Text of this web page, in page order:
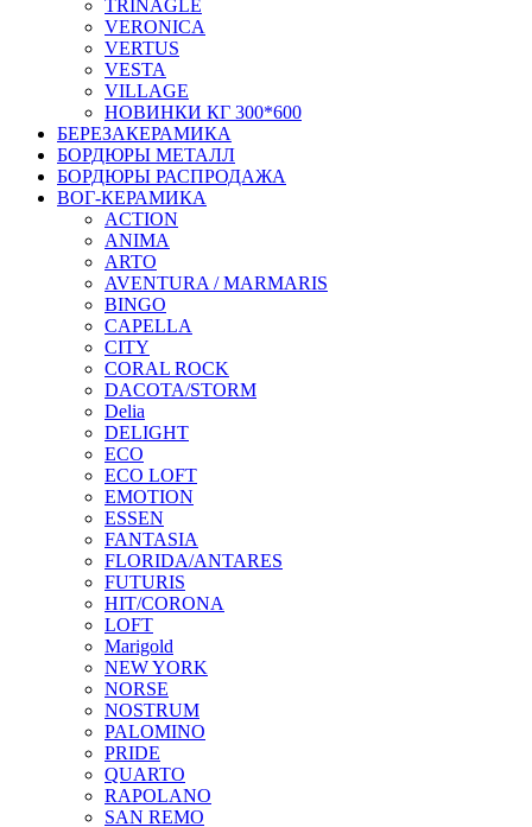
TRINAGLE
VERONICA
VERTUS
VESTA
VILLAGE
НОВИНКИ КГ 300*600
БЕРЕЗАКЕРАМИКА
БОРДЮРЫ МЕТАЛЛ
БОРДЮРЫ РАСПРОДАЖА
ВОГ-КЕРАМИКА
ACTION
ANIMA
ARTO
AVENTURA / MARMARIS
BINGO
CAPELLA
CITY
CORAL ROCK
DACOTA/STORM
Delia
DELIGHT
ECO
ECO LOFT
EMOTION
ESSEN
FANTASIA
FLORIDA/ANTARES
FUTURIS
HIT/CORONA
LOFT
Marigold
NEW YORK
NORSE
NOSTRUM
PALOMINO
PRIDE
QUARTO
RAPOLANO
SAN REMO